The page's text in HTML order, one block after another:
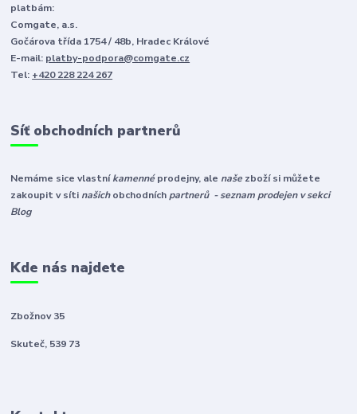
platbám:
Comgate, a.s.
Gočárova třída 1754 / 48b, Hradec Králové
E-mail: platby-podpora@comgate.cz
Tel: +420 228 224 267
Síť obchodních partnerů
Nemáme sice vlastníkamennéprodejny, ale naše zboží si můžete
zakoupit v síti našichobchodníchpartnerů - seznam prodejen v sekci
Blog
Kde nás najdete
Zbožnov 35
Skuteč, 539 73